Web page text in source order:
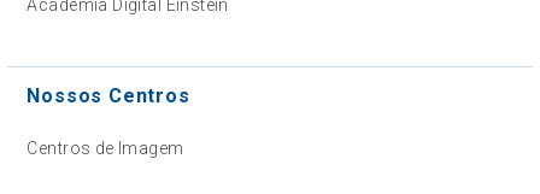
Academia Digital Einstein
Nossos Centros
Centros de Imagem